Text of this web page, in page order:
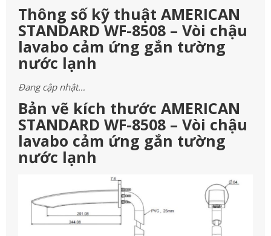
Thông số kỹ thuật AMERICAN
STANDARD WF-8508 – Vòi chậu
lavabo cảm ứng gắn tường
nước lạnh
Đang cập nhật…
Bản vẽ kích thước AMERICAN
STANDARD WF-8508 – Vòi chậu
lavabo cảm ứng gắn tường
nước lạnh